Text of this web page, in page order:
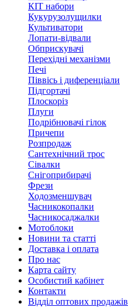
КІТ набори
Кукурузолущилки
Культиватори
Лопати-відвали
Обприскувачі
Перехідні механізми
Печі
Піввісь і диференціали
Підгортачі
Плоскоріз
Плуги
Подрібнювачі гілок
Причепи
Розпродаж
Сантехнічний трос
Сівалки
Снігоприбирачі
Фрези
Ходозменшувач
Часникокопалки
Часникосаджалки
Мотоблоки
Новини та статті
Доставка і оплата
Про нас
Карта сайту
Особистий кабінет
Контакти
Відділ оптових продажів